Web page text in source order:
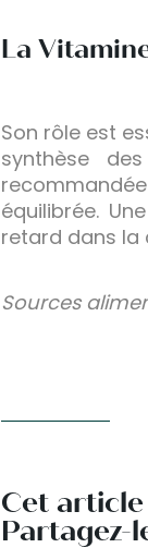
La
Son rôle est
synthèse
équilibrée.
retard dans
Sources
Cet article
Partagez-